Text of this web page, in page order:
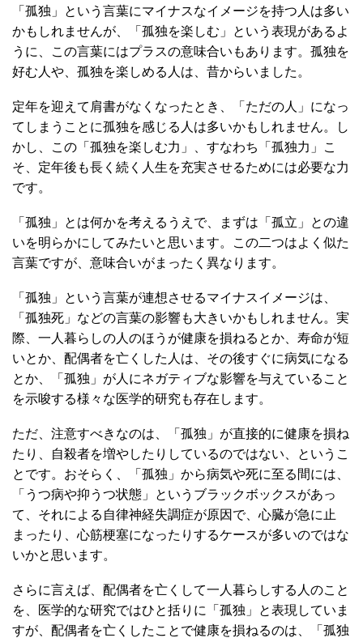
「孤独」という言葉にマイナスなイメージを持つ人は多い
かもしれませんが、「孤独を楽しむ」という表現があるよ
うに、この言葉にはプラスの意味合いもあります。孤独を
好む人や、孤独を楽しめる人は、昔からいました。
定年を迎えて肩書がなくなったとき、「ただの人」になっ
てしまうことに孤独を感じる人は多いかもしれません。し
かし、この「孤独を楽しむ力」、すなわち「孤独力」こ
そ、定年後も長く続く人生を充実させるためには必要な力
です。
「孤独」とは何かを考えるうえで、まずは「孤立」との違
いを明らかにしてみたいと思います。この二つはよく似た
言葉ですが、意味合いがまったく異なります。
「孤独」という言葉が連想させるマイナスイメージは、
「孤独死」などの言葉の影響も大きいかもしれません。実
際、一人暮らしの人のほうが健康を損ねるとか、寿命が短
いとか、配偶者を亡くした人は、その後すぐに病気になる
とか、「孤独」が人にネガティブな影響を与えていること
を示唆する様々な医学的研究も存在します。
ただ、注意すべきなのは、「孤独」が直接的に健康を損ね
たり、自殺者を増やしたりしているのではない、というこ
とです。おそらく、「孤独」から病気や死に至る間には、
「うつ病や抑うつ状態」というブラックボックスがあっ
て、それによる自律神経失調症が原因で、心臓が急に止
まったり、心筋梗塞になったりするケースが多いのではな
いかと思います。
さらに言えば、配偶者を亡くして一人暮らしする人のこと
を、医学的な研究ではひと括りに「孤独」と表現していま
すが、配偶者を亡くしたことで健康を損ねるのは、「孤独